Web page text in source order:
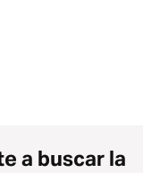
a buscar la